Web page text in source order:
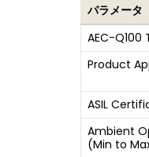
パラメータ
AEC-
Product
ASIL
Ambient
(Min to